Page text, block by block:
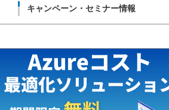
キャンペーン・セミナー情報